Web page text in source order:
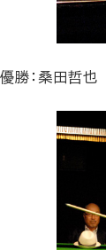
優勝：桑田哲也